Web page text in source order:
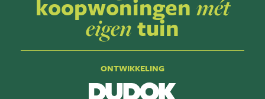
koopwoningen mét
eigentuin
ONTWIKKELING